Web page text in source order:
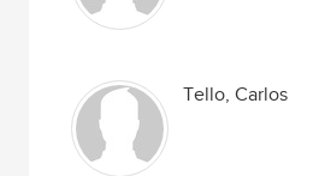
Tello, Carlos